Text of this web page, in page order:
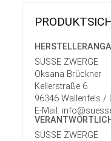
SÜSSE ZWERGE
Oksana Brückner
Kellerstraße 6
96346 Wallenfels /
E-Mail:
SÜSSE ZWERGE